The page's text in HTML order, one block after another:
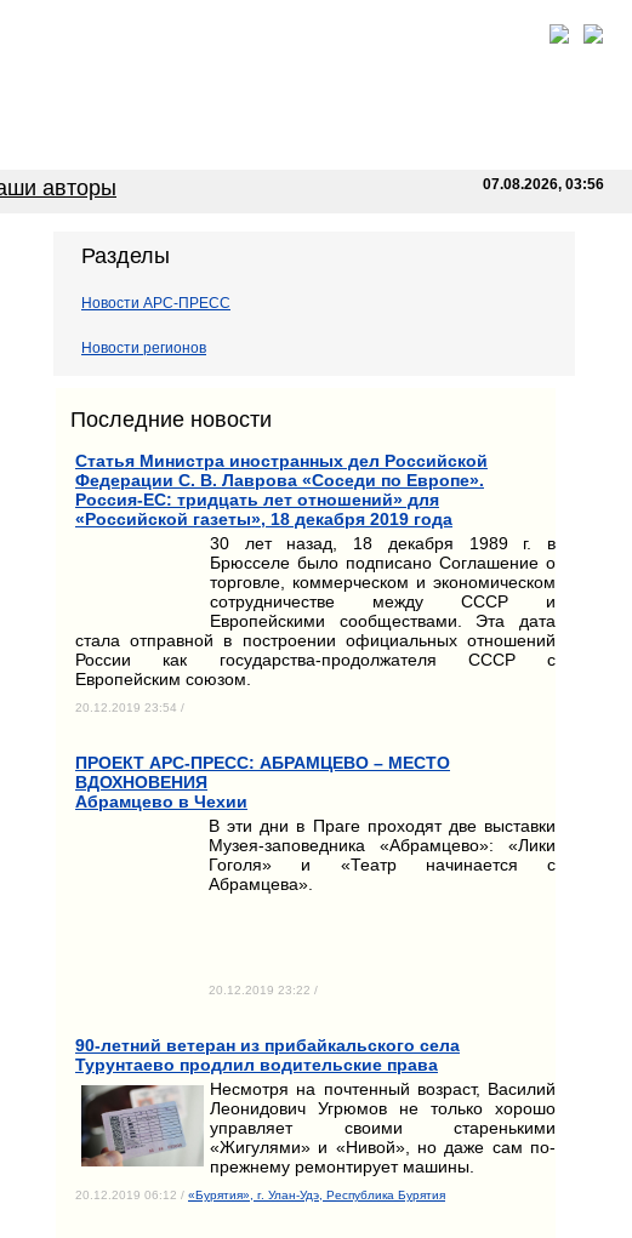
авторы 07.08.2026, 03:56
Разделы
Новости АРС-ПРЕСС
Новости регионов
Последние новости
Статья Министра иностранных дел Российской
Федерации С. В. Лаврова «Соседи по Европе».
Россия-ЕС: тридцать лет отношений» для
«Российской газеты», 18 декабря 2019 года
30 лет назад, 18 декабря 1989 г. в
Брюсселе было подписано Соглашение о
торговле, коммерческом и экономическом
сотрудничестве между СССР и
Европейскими сообществами. Эта дата
стала отправной в построении официальных отношений
России как государства-продолжателя СССР с
Европейским союзом.
20.12.2019 23:54 /
ПРОЕКТ АРС-ПРЕСС: АБРАМЦЕВО – МЕСТО
ВДОХНОВЕНИЯ
Абрамцево в Чехии
В эти дни в Праге проходят две выставки
Музея-заповедника «Абрамцево»: «Лики
Гоголя» и «Театр начинается с
Абрамцева».
20.12.2019 23:22 /
90-летний ветеран из прибайкальского села
Турунтаево продлил водительские права
Несмотря на почтенный возраст, Василий
Леонидович Угрюмов не только хорошо
управляет своими старенькими
«Жигулями» и «Нивой», но даже сам по-
прежнему ремонтирует машины.
20.12.2019 06:12 / «Бурятия», г. Улан-Удэ, Республика Бурятия